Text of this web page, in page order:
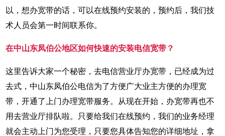
以，想办宽带的话，可以在线预约安装的，预约后，我们技
术人员会第一时间联系你。
在中山东凤伯公地区如何快速的安装电信宽带？
这里告诉大家一个秘密，去电信营业厅办宽带，已经成为过
去式，中山东凤伯公电信为了方便广大业主方便的办理宽
带，开通了上门办理宽带服务。从现在开始，办宽带再也不
用去营业厅排队啦。只要给我们在线预约，我们的业务经理
就会主动上门为您受理，只要您具体告知您的详细地址，拿